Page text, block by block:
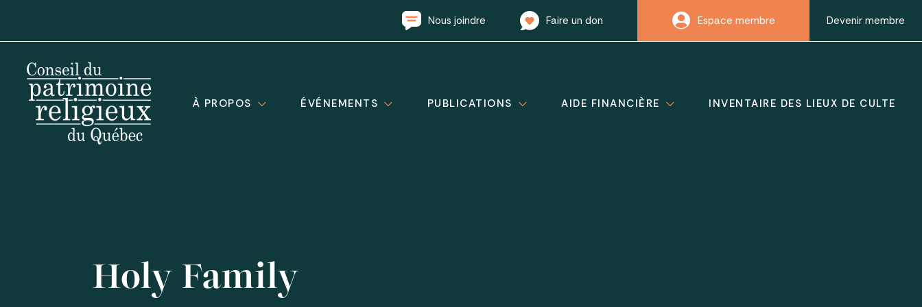
Nous joindre Faire un don Espace membre Devenir membre
À PROPOS ÉVÉNEMENTS PUBLICATIONS AIDE FINANCIÈRE INVENTAIRE DES LIEUX DE CULTE
Holy Family